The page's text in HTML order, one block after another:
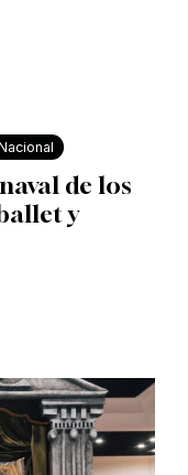
de los
y